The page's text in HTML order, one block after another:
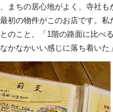
まちの居心地がよく、寺社
初の物件がこのお店です。
のこと。「1階の路面に比
かなかいい感じに落ち着いた